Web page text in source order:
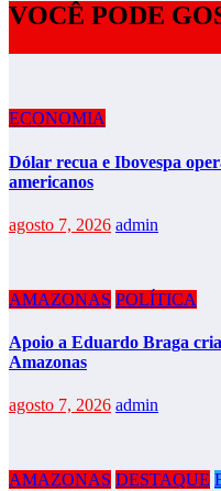
VOCÊ PODE
ECONOMIA
Dólar recua e Ibovespa
americanos
agosto 7, 2026 admin
AMAZONAS POLÍTICA
Apoio a Eduardo Braga
Amazonas
agosto 7, 2026 admin
AMAZONAS DESTAQUE